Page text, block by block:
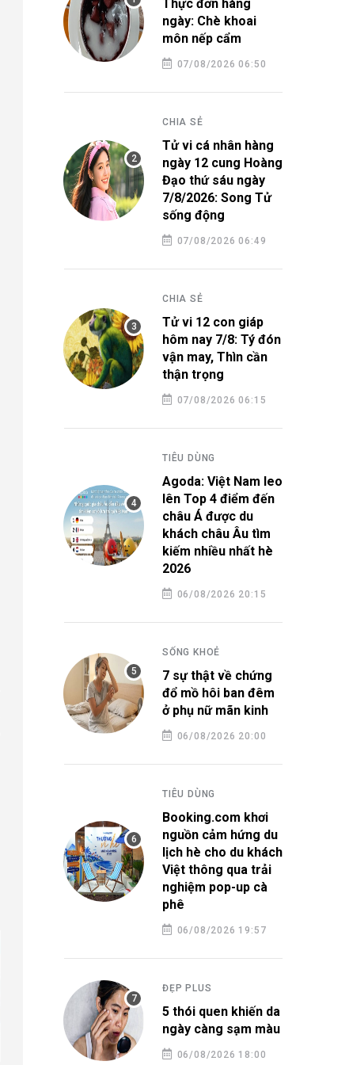
Thực đơn hàng
ngày: Chè khoai
môn nếp cẩm
07/08/2026 06:50
CHIA SẺ
Tử vi cá nhân hàng
ngày 12 cung Hoàng
Đạo thứ sáu ngày
7/8/2026: Song Tử
sống động
07/08/2026 06:49
CHIA SẺ
Tử vi 12 con giáp
hôm nay 7/8: Tý đón
vận may, Thìn cần
thận trọng
07/08/2026 06:15
TIÊU DÙNG
Agoda: Việt Nam leo
lên Top 4 điểm đến
châu Á được du
khách châu Âu tìm
kiếm nhiều nhất hè
2026
06/08/2026 20:15
SỐNG KHOẺ
7 sự thật về chứng
đổ mồ hôi ban đêm
ở phụ nữ mãn kinh
06/08/2026 20:00
TIÊU DÙNG
Booking.com khơi
nguồn cảm hứng du
lịch hè cho du khách
Việt thông qua trải
nghiệm pop-up cà
phê
06/08/2026 19:57
ĐẸP PLUS
5 thói quen khiến da
ngày càng sạm màu
06/08/2026 18:00